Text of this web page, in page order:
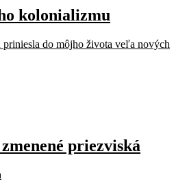
kolonializmu
do môjho života veľa nových
priezviská